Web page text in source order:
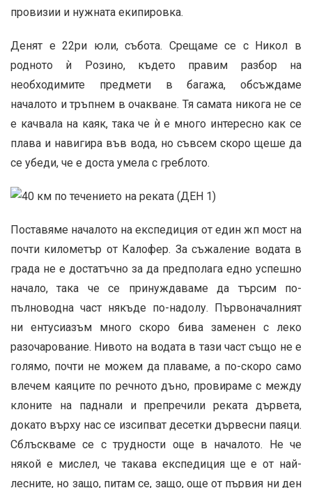
провизии и нужната екипировка.
Денят е 22ри юли, събота. Срещаме се с Никол в
родното ѝ Розино, където правим разбор на
необходимите предмети в багажа, обсъждаме
началото и тръпнем в очакване. Тя самата никога не се
е качвала на каяк, така че ѝе много интересно как се
плава и навигира във вода, но съвсем скоро щеше да
се убеди, че е доста умела с греблото.
Поставяме началото на експедиция от един жп мост на
почти километър от Калофер. За съжаление водата в
града не е достатъчно за да предполага едно успешно
начало, така че се принуждаваме да търсим по-
пълноводна част някъде по-надолу. Първоначалният
ни ентусиазъм много скоро бива заменен с леко
разочарование. Нивото на водата в тази част също не е
голямо, почти не можем да плаваме, а по-скоро само
влечем каяците по речното дъно, провираме с между
клоните на паднали и препречили реката дървета,
докато върху нас се изсипват десетки дървесни паяци.
Сблъскваме се с трудности още в началото. Не че
някой е мислел, че такава експедиция ще е от най-
лесните, но защо, питам се, защо, още от първия ни ден